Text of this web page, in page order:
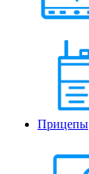
Прицепы